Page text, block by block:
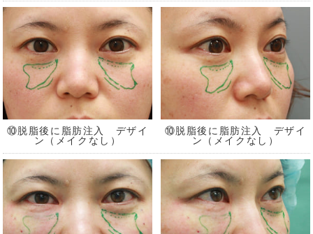
⑩脱脂後に脂肪注入 デザイ
ン（メイクなし）
⑩脱脂後に脂肪注入 デザイ
ン（メイクなし）